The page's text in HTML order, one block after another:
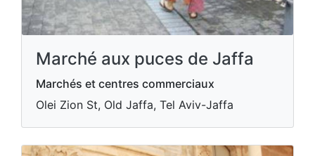
Marché aux puces de Jaffa
Marchés et centres commerciaux
Olei Zion St, Old Jaffa, Tel Aviv-Jaffa